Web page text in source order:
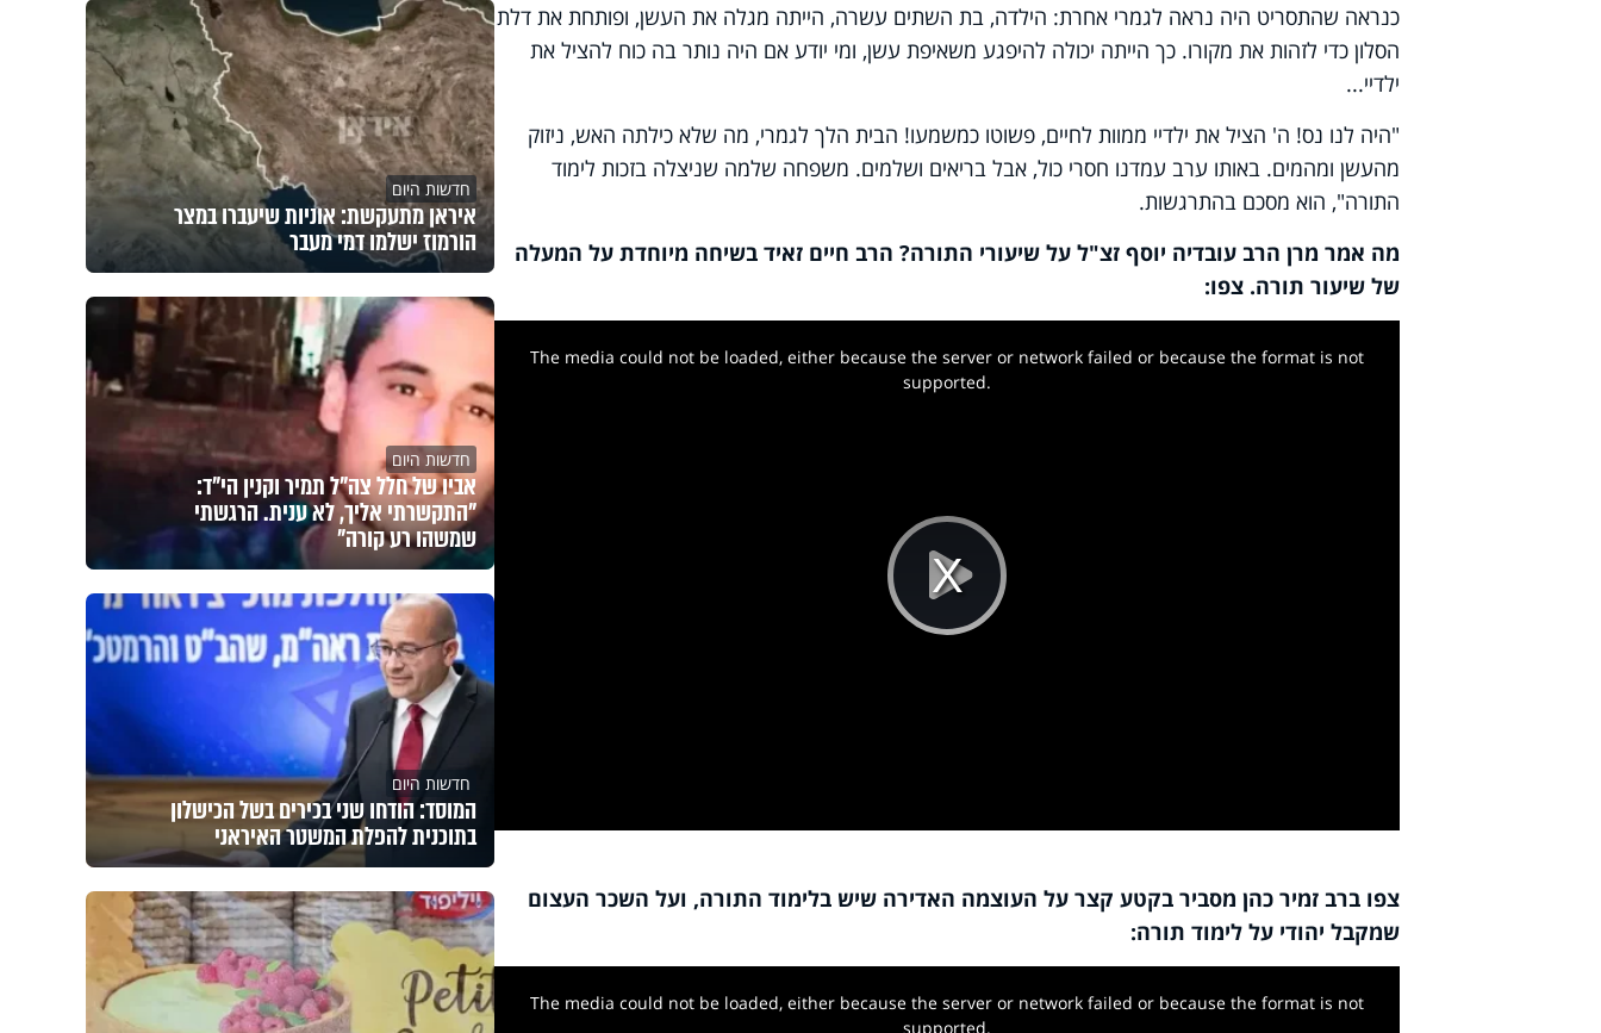
כנראה שהתסריט היה נראה לגמרי אחרת: הילדה, בת השתים עשרה, הייתה מגלה את העשן, ופותחת את דלת
הסלון כדי לזהות את מקורו. כך הייתה יכולה להיפגע משאיפת עשן, ומי יודע אם היה נותר בה כוח להציל את
ילדיי...
"היה לנו נס! ה' הציל את ילדיי ממוות לחיים, פשוטו כמשמעו! הבית הלך לגמרי, מה שלא כילתה האש, ניזוק
מהעשן ומהמים. באותו ערב עמדנו חסרי כול, אבל בריאים ושלמים. משפחה שלמה שניצלה בזכות לימוד
התורה", הוא מסכם בהתרגשות.
מה אמר מרן הרב עובדיה יוסף זצ"ל על שיעורי התורה? הרב חיים זאיד בשיחה מיוחדת על המעלה
של שיעור תורה. צפו:
Play
The media could not be loaded, either because the server or network failed or because the format is not
supported.
צפו ברב זמיר כהן מסביר בקטע קצר על העוצמה האדירה שיש בלימוד התורה, ועל השכר העצום
שמקבל יהודי על לימוד תורה:
This
is
modal
window.
The media could not be loaded, either because the server or network failed or because the format is not
supported.
חדשות היום
איראן מתעקשת: אוניות שיעברו במצר
הורמוז ישלמו דמי מעבר
חדשות היום
אביו של חלל צה"ל תמיר וקנין הי"ד:
"התקשרתי אליך, לא ענית. הרגשתי
שמשהו רע קורה"
חדשות היום
המוסד: הודחו שני בכירים בשל הכישלון
בתוכנית להפלת המשטר האיראני